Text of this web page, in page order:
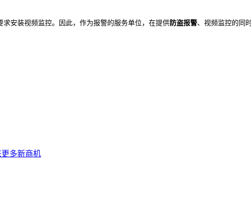
安装视频监控。因此，作为报警的服务单位，在提供防盗报警、视频监控的同
多新商机